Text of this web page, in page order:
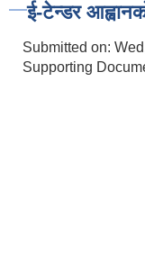
ई-टेन्डर
Submitted on:
Supporting